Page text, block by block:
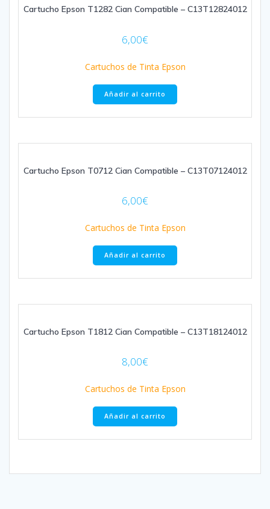
Cartucho Epson T1282 Cian Compatible – C13T12824012
6,00€
Cartuchos de Tinta Epson
Añadir al carrito
Cartucho Epson T0712 Cian Compatible – C13T07124012
6,00€
Cartuchos de Tinta Epson
Añadir al carrito
Cartucho Epson T1812 Cian Compatible – C13T18124012
8,00€
Cartuchos de Tinta Epson
Añadir al carrito